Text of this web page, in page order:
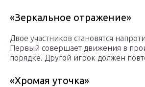
«Зеркальное отражение»
Двое участников становятся
Первый совершает движения в
порядке. Другой игрок должен
«Хромая уточка»